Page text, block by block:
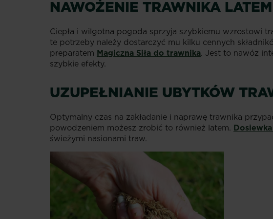
NAWOŻENIE TRAWNIKA LATEM
Ciepła i wilgotna pogoda sprzyja szybkiemu wzrostowi
te potrzeby należy dostarczyć mu kilku cennych
preparatem Magiczna Siła do trawnika. Jest to nawóz
szybkie efekty.
UZUPEŁNIANIE UBYTKÓW
Optymalny czas na zakładanie i naprawę trawnika
powodzeniem możesz zrobić to również latem.
świeżymi nasionami traw.